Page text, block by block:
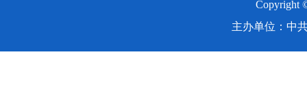
Copyright
主办单位：中